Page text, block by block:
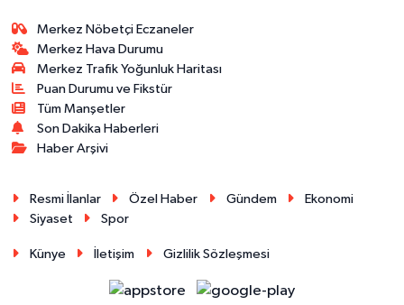
Merkez Nöbetçi Eczaneler
Merkez Hava Durumu
Merkez Trafik Yoğunluk Haritası
Puan Durumu ve Fikstür
Tüm Manşetler
Son Dakika Haberleri
Haber Arşivi
Resmi İlanlar Özel Haber Gündem
Ekonomi
Siyaset
Spor
Künye İletişim Gizlilik Sözleşmesi